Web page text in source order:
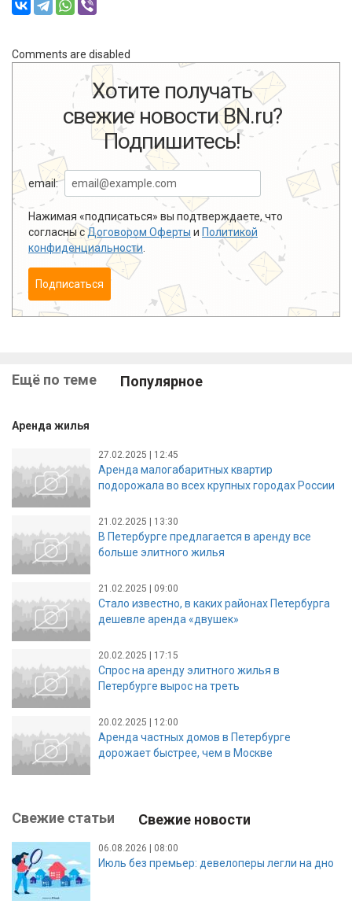
Comments are disabled
Хотите получать
свежие новости BN.ru?
Подпишитесь!
email:
Нажимая «подписаться» вы подтверждаете, что
согласны сДоговором Оферты и Политикой
конфиденциальности
Подписаться
Ещё по теме Популярное
Аренда жилья
27.02.2025 | 12:45
Аренда малогабаритных квартир
подорожала во всех крупных городах России
21.02.2025 | 13:30
В Петербурге предлагается в аренду все
больше элитного жилья
21.02.2025 | 09:00
Стало известно, в каких районах Петербурга
дешевле аренда «двушек»
20.02.2025 | 17:15
Спрос на аренду элитного жилья в
Петербурге вырос на треть
20.02.2025 | 12:00
Аренда частных домов в Петербурге
дорожает быстрее, чем в Москве
Свежие статьи Свежие новости
06.08.2026 | 08:00
Июль без премьер: девелоперы легли на дно